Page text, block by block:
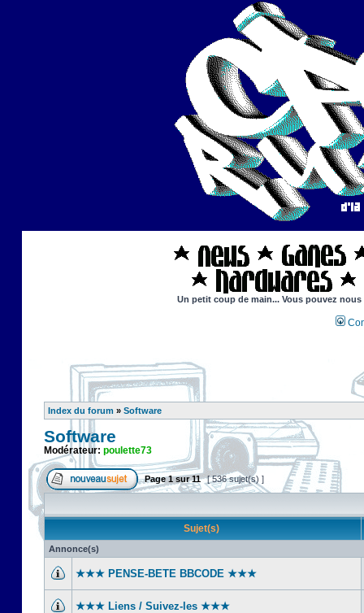
Un petit coup de main... Vous pouvez
Index du forum » Software
Software
Modérateur: poulette73
Page1sur11 [ 536 sujet(s) ]
Sujet(s)
Annonce(s)
★★★ PENSE-BETE BBCODE ★★★
★★★ Liens / Suivez-les ★★★